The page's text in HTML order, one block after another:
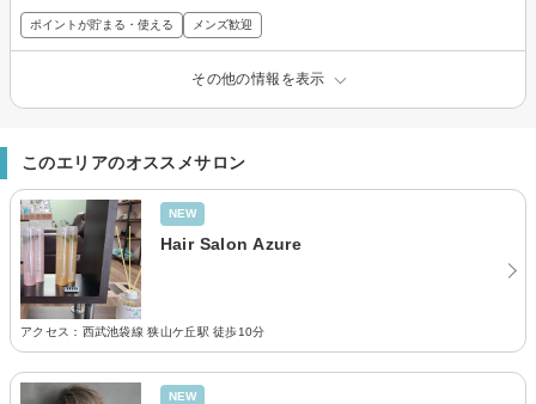
ポイントが貯まる・使える メンズ歓迎
その他の情報を表示
このエリアのオススメサロン
NEW
Hair Salon Azure
アクセス：西武池袋線 狭山ケ丘駅 徒歩10分
NEW